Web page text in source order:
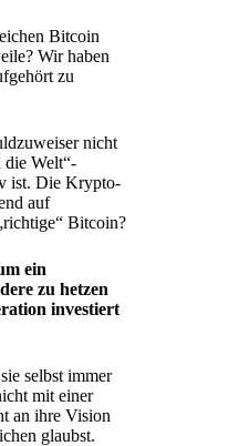
Bitcoin
Wir haben
zu
nicht
die Welt“-
ist. Die Krypto-
auf
Bitcoin?
ein
zu hetzen
investiert
selbst immer
mit einer
an ihre Vision
glaubst.